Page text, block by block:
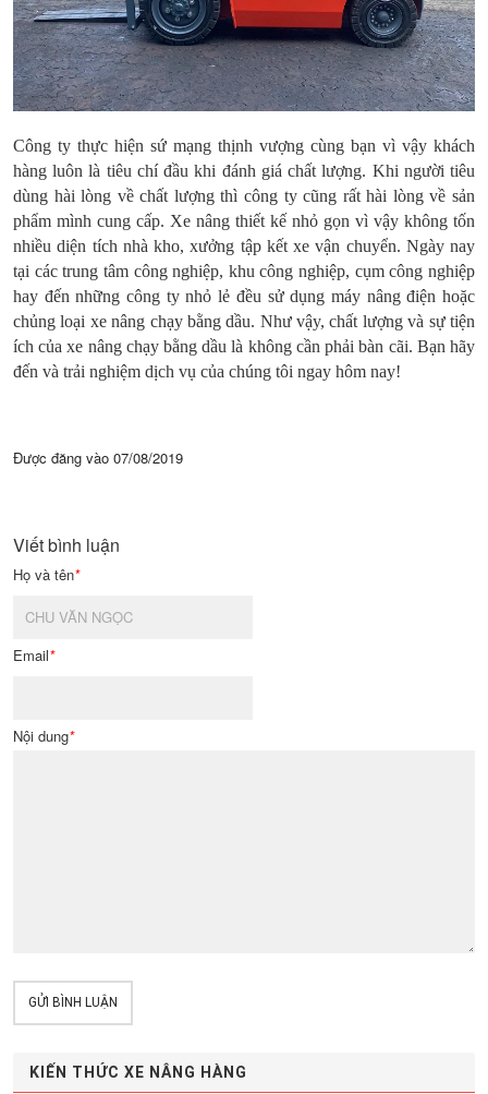
Công ty thực hiện sứ mạng thịnh vượng cùng bạn vì vậy khách
hàng luôn là tiêu chí đầu khi đánh giá chất lượng. Khi người tiêu
dùng hài lòng về chất lượng thì công ty cũng rất hài lòng về sản
phẩm mình cung cấp. Xe nâng thiết kế nhỏ gọn vì vậy không tốn
nhiều diện tích nhà kho, xưởng tập kết xe vận chuyển. Ngày nay
tại các trung tâm công nghiệp, khu công nghiệp, cụm công nghiệp
hay đến những công ty nhỏ lẻ đều sử dụng máy nâng điện hoặc
chủng loại xe nâng chạy bằng dầu. Như vậy, chất lượng và sự tiện
ích của xe nâng chạy bằng dầu là không cần phải bàn cãi. Bạn hãy
đến và trải nghiệm dịch vụ của chúng tôi ngay hôm nay!
Được đăng vào 07/08/2019
Viết bình luận
Họ và tên*
Email*
Nội dung*
GỬI BÌNH LUẬN
KIẾN THỨC XE NÂNG HÀNG